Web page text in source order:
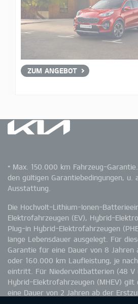
ZUM ANGEBOT
* Max. 150.000 km Fahrzeug-
den gültigen Garantiebedingungen, u.
Ausstattung.
Die Hochvolt-Lithium-Ionen-
Elektrofahrzeugen (EV), Hybrid-
Plug-in Hybrid-Elektrofahrzeugen
lange Lebensdauer ausgelegt. Für
Garantie für eine Dauer von 8 Jahren
oder 160.000 km Laufleistung, je
eintritt. Für Niedervoltbatterien (48 V
Hybrid-Elektrofahrzeugen (MHEV)
eine Dauer von 2 Jahren ab der